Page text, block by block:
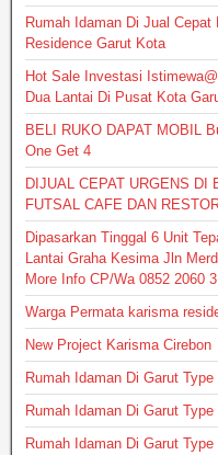
Rumah Idaman Di Jual
Residence Garut Kota
Hot Sale Investasi
Dua Lantai Di Pusat Kota
BELI RUKO DAPAT MOBIL
One Get 4
DIJUAL CEPAT URGENS DI
FUTSAL CAFE DAN
Dipasarkan Tinggal 6 Unit
Lantai Graha Kesima Jln
More Info CP/Wa 0852 2060
Warga Permata karisma
New Project Karisma Cirebon
Rumah Idaman Di Garut
Rumah Idaman Di Garut
Rumah Idaman Di Garut